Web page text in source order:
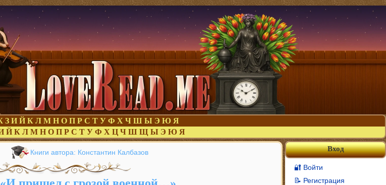
З И Й К Л М Н О П Р С Т У Ф Х Ч Ш Ы Э Ю Я
Й К Л М Н О П Р С Т У Ф Х Ц Ч Ш Щ Ы Э Ю Я
Книги автора: Константин Калбазов Вход
🔐 Войти
📝 Регистрация